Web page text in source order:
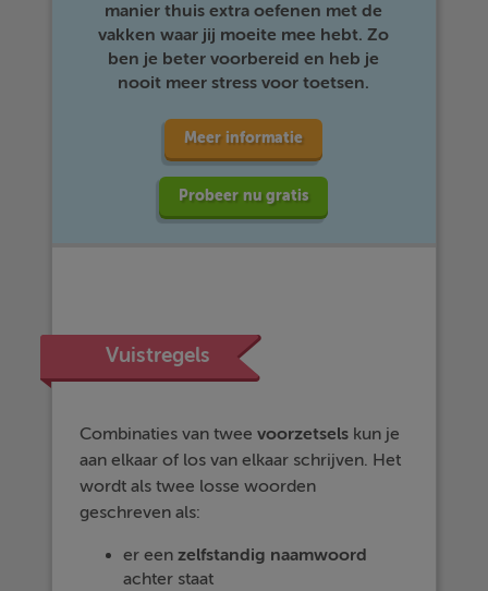
manier thuis extra oefenen met de
vakken waar jij moeite mee hebt. Zo
ben je beter voorbereid en heb je
nooit meer stress voor toetsen.
Meer informatie
Probeer nu gratis
Vuistregels
Combinaties van tweevoorzetsels kun je
aan elkaar of los van elkaar schrijven. Het
wordt als twee losse woorden
geschreven als:
er eenzelfstandig naamwoord
achter staat